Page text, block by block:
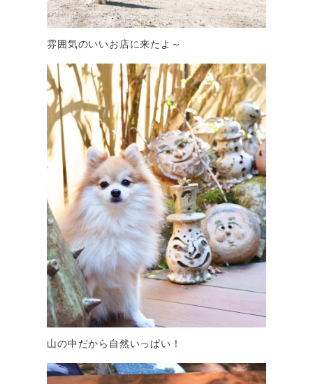
雰囲気のいいお店に来たよ～
山の中だから自然いっぱい！